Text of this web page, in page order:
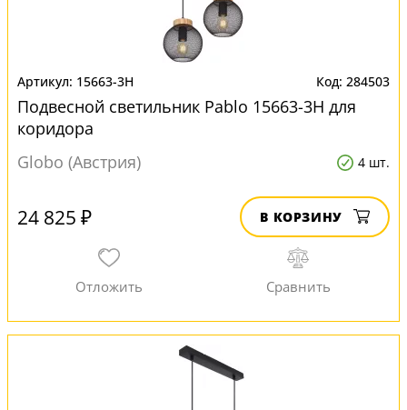
15663-3H 284503
Подвесной светильник Pablo 15663-3H для
коридора
Globo (Австрия)
4 шт.
24 825 ₽ В КОРЗИНУ